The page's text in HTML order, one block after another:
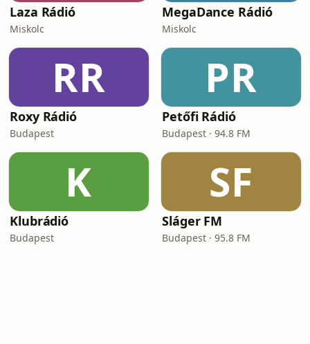
Laza Rádió
Miskolc
MegaDance Rádió
Miskolc
RR
Roxy Rádió
Budapest
PR
Petőfi Rádió
Budapest · 94.8 FM
K
Klubrádió
Budapest
SF
Sláger FM
Budapest · 95.8 FM